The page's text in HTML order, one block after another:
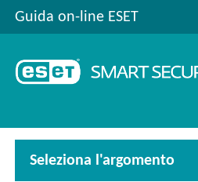
Guida on-line ESET
Seleziona l'argomento